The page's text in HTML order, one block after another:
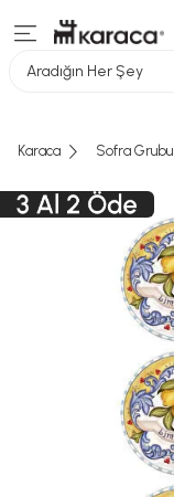
Aradığın Her Şey
Karaca Sofra Grubu